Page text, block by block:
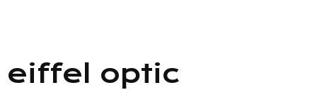
Informace
eiffel optic